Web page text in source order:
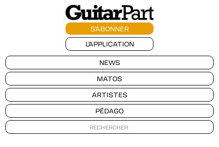
S'ABONNER
L'APPLICATION
NEWS
MATOS
ARTISTES
PÉDAGO